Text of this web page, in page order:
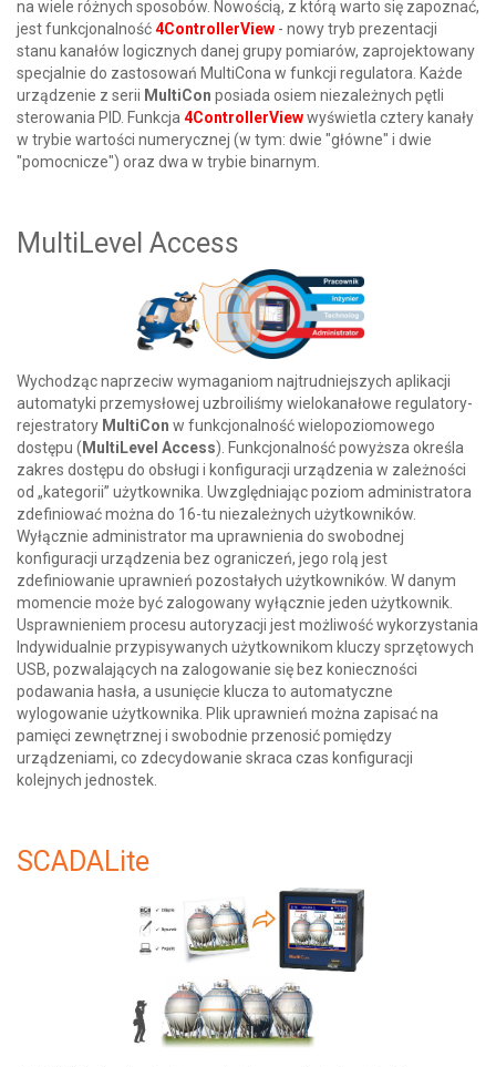
na wiele różnych sposobów. Nowością, z którą warto się zapoznać,
jest funkcjonalność4ControllerView - nowy tryb prezentacji
stanu kanałów logicznych danej grupy pomiarów, zaprojektowany
specjalnie do zastosowań MultiCona w funkcji regulatora. Każde
urządzenie z serii MultiCon posiada osiem niezależnych pętli
sterowania PID. Funkcja 4ControllerViewwyświetla cztery kanały
w trybie wartości numerycznej (w tym: dwie "główne" i dwie
"pomocnicze") oraz dwa w trybie binarnym.
MultiLevel Access
Wychodząc naprzeciw wymaganiom najtrudniejszych aplikacji
automatyki przemysłowej uzbroiliśmy wielokanałowe regulatory-
rejestratory MultiCon w funkcjonalność wielopoziomowego
dostępu ( MultiLevel Access). Funkcjonalność powyższa określa
zakres dostępu do obsługi i konfiguracji urządzenia w zależności
od „kategorii” użytkownika. Uwzględniając poziom administratora
zdefiniować można do 16-tu niezależnych użytkowników.
Wyłącznie administrator ma uprawnienia do swobodnej
konfiguracji urządzenia bez ograniczeń, jego rolą jest
zdefiniowanie uprawnień pozostałych użytkowników. W danym
momencie może być zalogowany wyłącznie jeden użytkownik.
Usprawnieniem procesu autoryzacji jest możliwość wykorzystania
Indywidualnie przypisywanych użytkownikom kluczy sprzętowych
USB, pozwalających na zalogowanie się bez konieczności
podawania hasła, a usunięcie klucza to automatyczne
wylogowanie użytkownika. Plik uprawnień można zapisać na
pamięci zewnętrznej i swobodnie przenosić pomiędzy
urządzeniami, co zdecydowanie skraca czas konfiguracji
kolejnych jednostek.
SCADALite